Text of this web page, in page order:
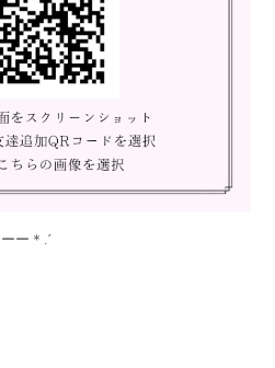
ー＊.´